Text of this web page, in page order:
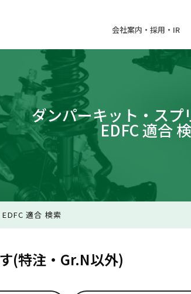
会社案内・採用・IR
ダンパーキット・スプ
EDFC 適合
適合 検索
(特注・Gr.N以外)